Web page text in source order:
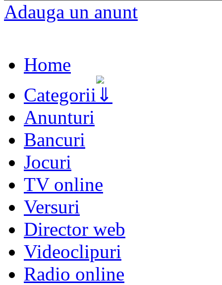
Adauga un anunt
Home
Categorii
Anunturi
Bancuri
Jocuri
TV online
Versuri
Director web
Videoclipuri
Radio online